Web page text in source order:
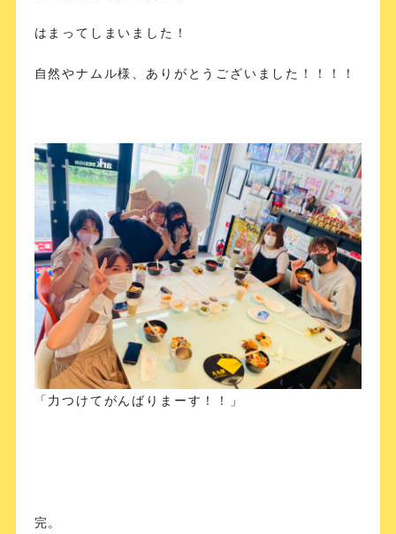
はまってしまいました！
自然やナムル様、ありがとうございました！！！！
「力つけてがんばりまーす！！」
完。